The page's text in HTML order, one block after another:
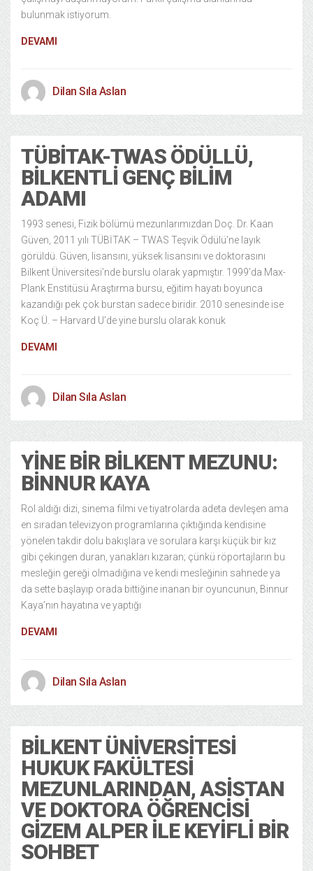
bulunmak istiyorum.
DEVAMI
Dilan Sıla Aslan
TÜBİTAK-TWAS ÖDÜLLÜ,
BILKENTLI GENÇ BILIM
ADAMI
1993 senesi, Fizik bölümü mezunlarımızdan Doç. Dr. Kaan
Güven, 2011 yılı TÜBİTAK – TWAS Teşvik Ödülü’ne layık
görüldü. Güven, lisansını, yüksek lisansını ve doktorasını
Bilkent Üniversitesi’nde burslu olarak yapmıştır. 1999’da Max-
Plank Enstitüsü Araştırma bursu, eğitim hayatı boyunca
kazandığı pek çok burstan sadece biridir. 2010 senesinde ise
Koç Ü. – Harvard U’de yine burslu olarak konuk
DEVAMI
Dilan Sıla Aslan
YINE BIR BILKENT MEZUNU:
BINNUR KAYA
Rol aldığı dizi, sinema filmi ve tiyatrolarda adeta devleşen ama
en sıradan televizyon programlarına çıktığında kendisine
yönelen takdir dolu bakışlara ve sorulara karşı küçük bir kız
gibi çekingen duran, yanakları kızaran; çünkü röportajların bu
mesleğin gereği olmadığına ve kendi mesleğinin sahnede ya
da sette başlayıp orada bittiğine inanan bir oyuncunun, Binnur
Kaya’nın hayatına ve yaptığı
DEVAMI
Dilan Sıla Aslan
BILKENT ÜNIVERSITESI
HUKUK FAKÜLTESI
MEZUNLARINDAN, ASISTAN
VE DOKTORA ÖĞRENCISI
GIZEM ALPER ILE KEYIFLI BIR
SOHBET